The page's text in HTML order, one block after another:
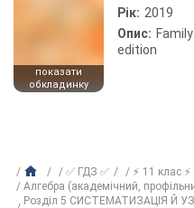
показати
обкладинку
Рік: 2019
Опис:
edition
✅ ГДЗ ✅ ⚡ 11 клас ⚡
Алгебра (академічний,
Розділ 5 СИСТЕМАТИЗАЦІЯ Й